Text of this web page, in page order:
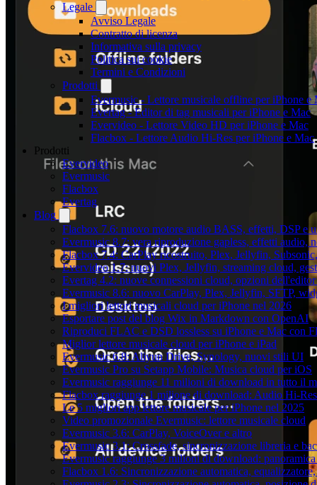
Legale
Avviso Legale
Contratto di licenza
Informativa sulla privacy
Politica sui cookie
Termini e Condizioni
Prodotti
Evermusic - Lettore musicale offline per iPhone e
Evertag - Editor di tag musicali per iPhone e Mac
Evervideo - Lettore Video HD per iPhone e Mac
Flacbox - Lettore Audio Hi-Res per iPhone e Mac
Prodotti
Evervideo
Evermusic
Flacbox
Evertag
Blog
Flacbox 7.6: nuovo motore audio BASS, effetti, DSP e
Evermusic 8.7: vera riproduzione gapless, effetti audio,
Flacbox 7.4: CarPlay ricostruito, Plex, Jellyfin,
Evervideo 1.7: nuovi Plex, Jellyfin, streaming cloud,
Evertag 4.2: nuove connessioni cloud, opzioni dell'editor
Evermusic 8.6: nuovo CarPlay, Plex, Jellyfin, SFTP,
I migliori lettori musicali cloud per iPhone nel 2026
Esportare post del blog Wix in Markdown con OpenAI
Riproduci FLAC e DSD lossless su iPhone e Mac con
Miglior lettore musicale cloud per iPhone e iPad
Evermusic 6.8: Aliyun Drive, Synology, nuovi stili UI
Evermusic Pro su Setapp Mobile: Musica cloud per iOS
Evermusic raggiunge 11 milioni di download in tutto il
Flacbox raggiunge 1 milione di download: Audio Hi-Res
Le 5 migliori app lettore musicale per iPhone nel 2025
Video promozionale Evermusic: lettore musicale cloud
Evermusic 3.6: CarPlay, VoiceOver e altro
Evermusic 3.1: Crossfade, sincronizzazione libreria e
Evermusic raggiunge 3 milioni di download:
Flacbox 1.6: Sincronizzazione automatica,